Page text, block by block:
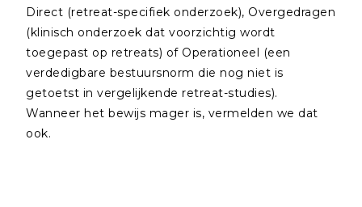
Direct (retreat-specifiek onderzoek), Overgedragen
(klinisch onderzoek dat voorzichtig wordt
toegepast op retreats) of Operationeel (een
verdedigbare bestuursnorm die nog niet is
getoetst in vergelijkende retreat-studies).
Wanneer het bewijs mager is, vermelden we dat
ook.